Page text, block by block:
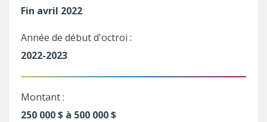
Fin avril 2022
Année de début d'octroi :
2022-2023
Montant :
250 000 $ à 500 000 $